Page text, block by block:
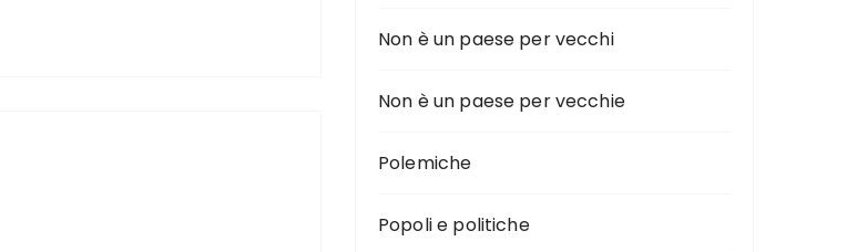
Non è un paese per vecchi
Non è un paese per vecchie
Polemiche
Popoli e politiche